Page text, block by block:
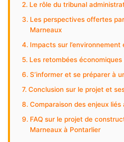
Le rôle du tribunal
Les perspectives offertes
Marneaux
Impacts sur l’environnement
Les retombées
S’informer et se préparer à
Conclusion sur le projet et
Comparaison des enjeux
FAQ sur le projet de
Marneaux à Pontarlier